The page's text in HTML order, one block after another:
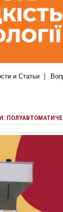
и Статьи